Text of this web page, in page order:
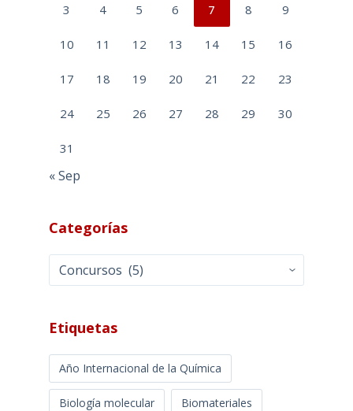
3 4 5 6 7 8 9
10 11 12 13 14 15 16
17 18 19 20 21 22 23
24 25 26 27 28 29 30
31
« Sep
Categorías
Categorías
Etiquetas
Año Internacional de la Química
Biología molecular Biomateriales